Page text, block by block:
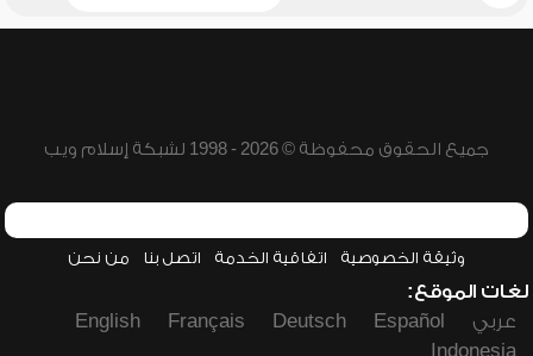
جميع الحقوق محفوظة © 2026 - 1998 لشبكة إسلام ويب
وثيقة الخصوصية اتفاقية الخدمة اتصل بنا من نحن
لغات الموقع:
عربي
Español
Deutsch
Français
English
Indonesia